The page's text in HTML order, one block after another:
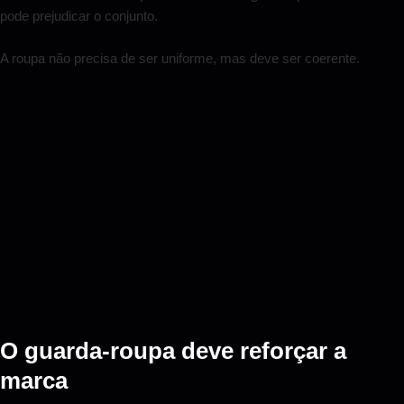
pode prejudicar o conjunto.
A roupa não precisa de ser uniforme, mas deve ser coerente.
O guarda-roupa deve reforçar a
marca